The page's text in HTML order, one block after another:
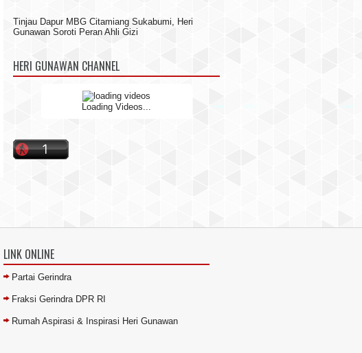
Tinjau Dapur MBG Citamiang Sukabumi, Heri
Gunawan Soroti Peran Ahli Gizi
HERI GUNAWAN CHANNEL
Loading Videos...
LINK ONLINE
Partai Gerindra
Fraksi Gerindra DPR RI
Rumah Aspirasi & Inspirasi Heri Gunawan